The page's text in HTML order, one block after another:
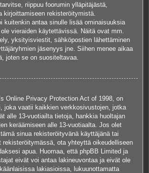
riippuu foorumin ylläpitäjästä,
kirjoittamiseen rekisteröitymistä.
kuitenkin antaa sinulle lisää ominaisuuksia
vieraiden käytettävissä. Näitä ovat mm.
yksityisviestit, sähköpostien lähettäminen
jäsenyys jne. Siihen menee aikaa
joten se on suositeltavaa.
Online Privacy Protection Act of 1998, on
joka vaatii kaikkien verkkosivustojen, jotka
alle 13-vuotiailta tietoja, hankkia huoltajan
keräämiseen alle 13-vuotiaalta. Jos olet
sinua rekisteröityvänä käyttäjänä tai
rekisteröitymässä, ota yhteyttä oikeudelliseen
apua. Huomaa, että phpBB Limited ja
eivät voi antaa lakineuvontaa ja eivät ole
lakiasioissa, lukuunottamatta